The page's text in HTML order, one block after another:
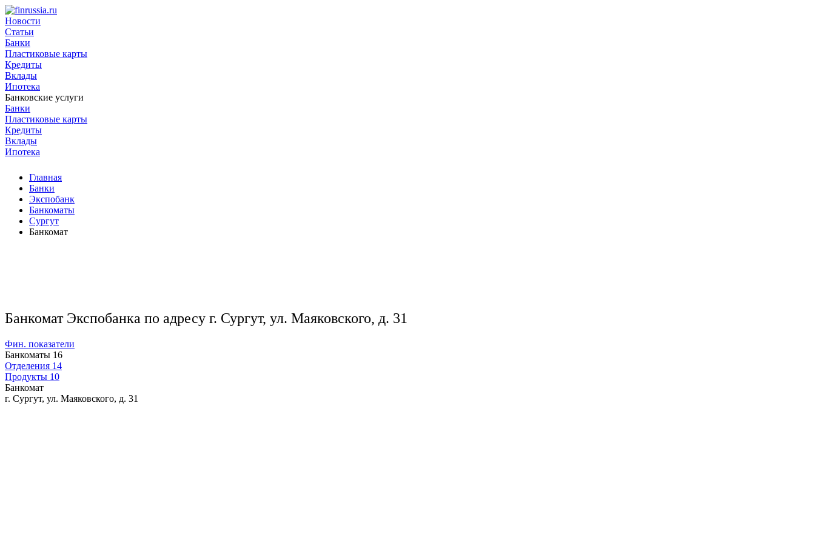
Новости
Статьи
Банки
Пластиковые карты
Кредиты
Вклады
Ипотека
Банковские услуги
Банки
Пластиковые карты
Кредиты
Вклады
Ипотека
Главная
Банки
Экспобанк
Банкоматы
Сургут
Банкомат
Банкомат Экспобанка по адресу г. Сургут, ул. Маяковского, д. 31
Фин. показатели
Банкоматы 16
Отделения 14
Продукты 10
Банкомат
г. Сургут, ул. Маяковского, д. 31